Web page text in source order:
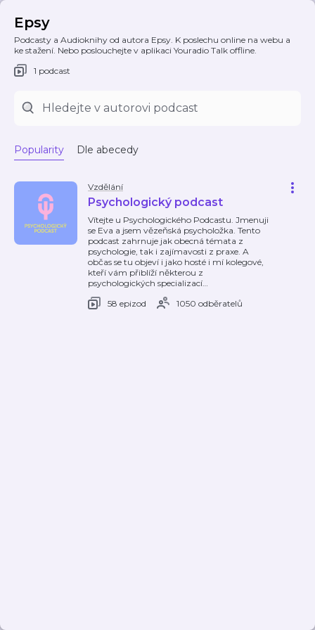
Epsy
Podcasty a Audioknihy od autora Epsy. K poslechu online na webu a
ke stažení. Nebo poslouchejte v aplikaci Youradio Talk offline.
1 podcast
Popularity Dle abecedy
Vzdělání
Psychologický podcast
Vítejte u Psychologického Podcastu. Jmenuji
se Eva a jsem vězeňská psycholožka. Tento
podcast zahrnuje jak obecná témata z
psychologie, tak i zajímavosti z praxe. A
občas se tu objeví i jako hosté i mí kolegové,
kteří vám přiblíží některou z
psychologických specializací…
58 epizod
1050 odběratelů